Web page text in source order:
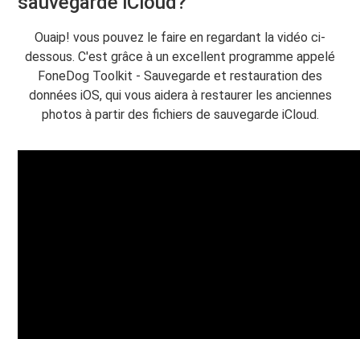
Ouaip! vous pouvez le faire en regardant la vidéo ci-
dessous. C'est grâce à un excellent programme appelé
FoneDog Toolkit - Sauvegarde et restauration des
données iOS, qui vous aidera à restaurer les anciennes
photos à partir des fichiers de sauvegarde iCloud.